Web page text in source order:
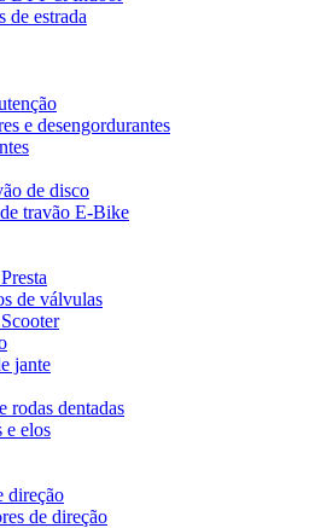
de estrada
e desengordurantes
de disco
travão E-Bike
de válvulas
jante
rodas dentadas
e elos
direção
de direção